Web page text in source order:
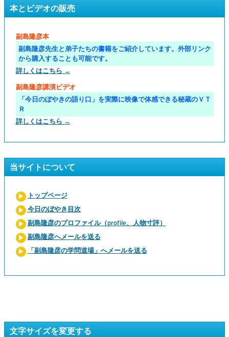
本とビデオの販売
副島隆彦本
副島隆彦先生と弟子たちの書籍をご紹介しています。外部リンク
から購入することも可能です。
詳しくはこちら →
副島隆彦講演ビデオ
「今日のぼやきの語り口」を実際に映像で体感できる秘蔵のＶＴ
Ｒ
詳しくはこちら →
当サイトについて
トップページ
今日のぼやき目次
副島隆彦のプロファイル（profile、人物寸評）
副島隆彦へメールを送る
「副島隆彦の学問道場」へメールを送る
文字サイズを変更する